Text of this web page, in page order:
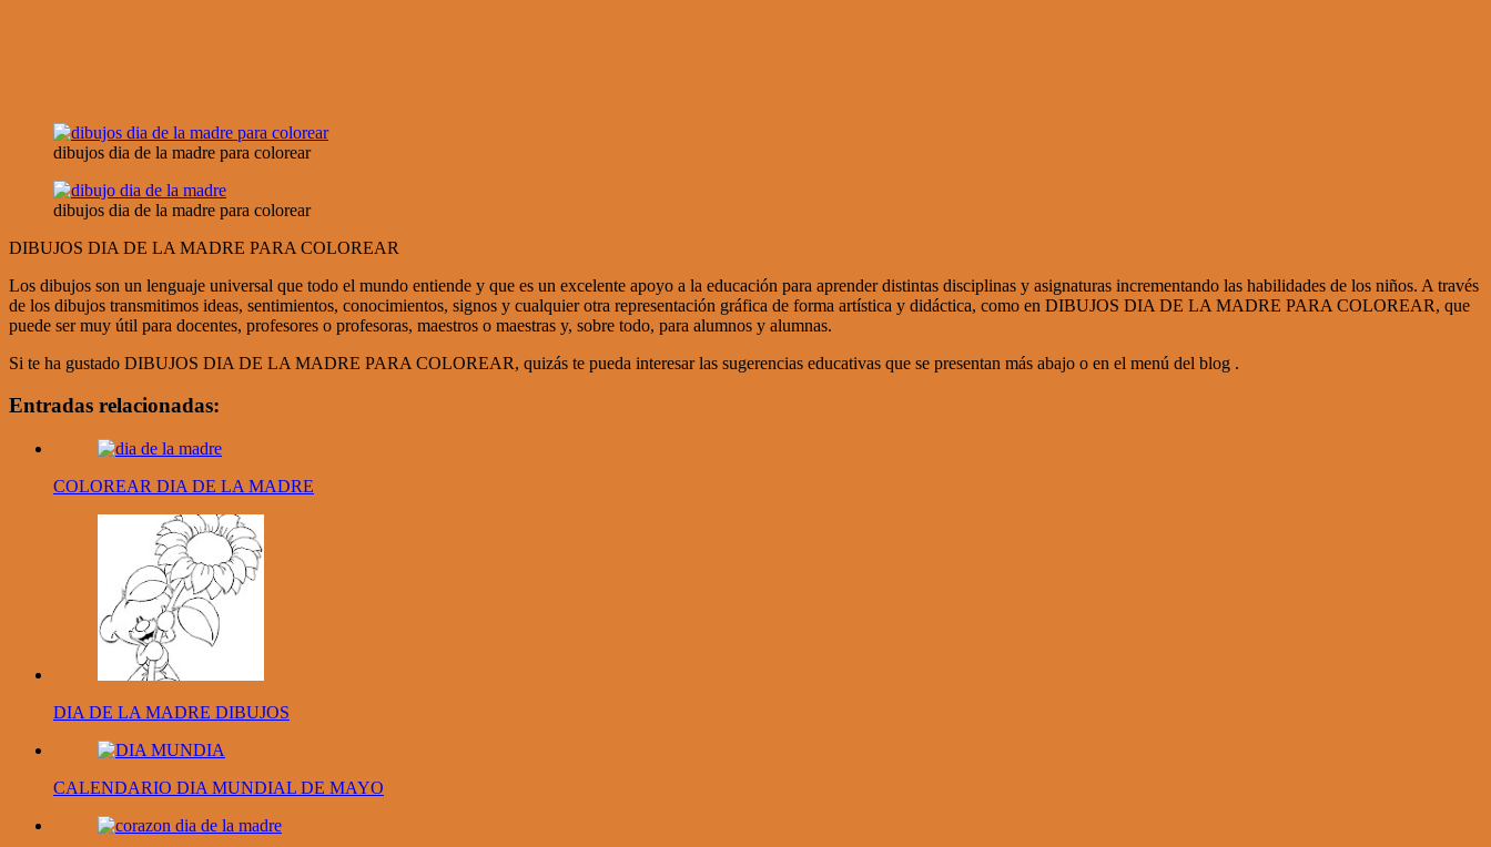
dibujos dia de la madre para colorear
dibujos dia de la madre para colorear
DIBUJOS DIA DE LA MADRE PARA COLOREAR
Los dibujos son un lenguaje universal que todo el mundo entiende y que es un excelente apoyo a la educación para aprender distintas disciplinas y asignaturas incrementando las habilidades de los niños. A través
de los dibujos transmitimos ideas, sentimientos, conocimientos, signos y cualquier otra representación gráfica de forma artística y didáctica, como en DIBUJOS DIA DE LA MADRE PARA COLOREAR, que
puede ser muy útil para docentes, profesores o profesoras, maestros o maestras y, sobre todo, para alumnos y alumnas.
Si te ha gustado DIBUJOS DIA DE LA MADRE PARA COLOREAR, quizás te pueda interesar las sugerencias educativas que se presentan más abajo o en el menú del blog .
Entradas relacionadas:
COLOREAR DIA DE LA MADRE
DIA DE LA MADRE DIBUJOS
CALENDARIO DIA MUNDIAL DE MAYO